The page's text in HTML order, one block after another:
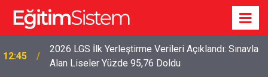
12:45
2026 LGS İlk Yerleştirme Verileri Açıklandı: Sınavla
Alan Liseler Yüzde 95,76 Doldu